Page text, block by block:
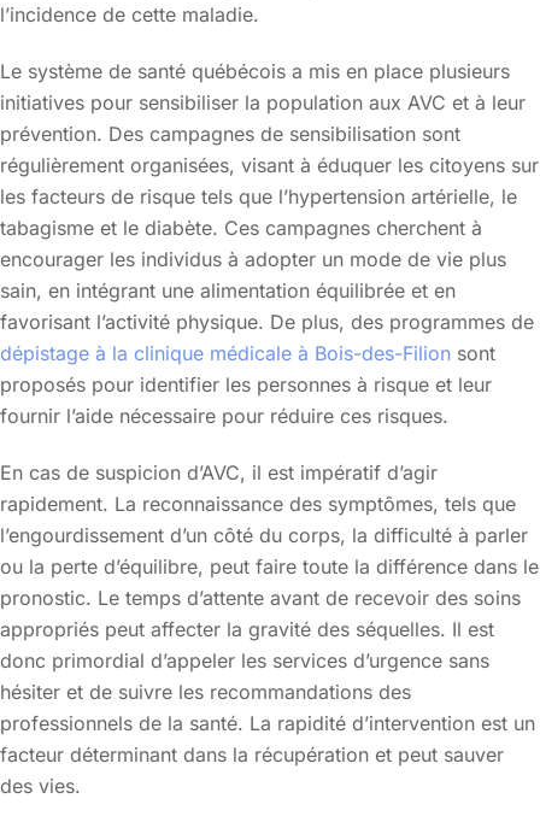
l’incidence de cette maladie.
Le système de santé québécois a mis en place plusieurs
initiatives pour sensibiliser la population aux AVC et à leur
prévention. Des campagnes de sensibilisation sont
régulièrement organisées, visant à éduquer les citoyens sur
les facteurs de risque tels que l’hypertension artérielle, le
tabagisme et le diabète. Ces campagnes cherchent à
encourager les individus à adopter un mode de vie plus
sain, en intégrant une alimentation équilibrée et en
favorisant l’activité physique. De plus, des programmes de
dépistage à la clinique médicale à Bois-des-Filion sont
proposés pour identifier les personnes à risque et leur
fournir l’aide nécessaire pour réduire ces risques.
En cas de suspicion d’AVC, il est impératif d’agir
rapidement. La reconnaissance des symptômes, tels que
l’engourdissement d’un côté du corps, la difficulté à parler
ou la perte d’équilibre, peut faire toute la différence dans le
pronostic. Le temps d’attente avant de recevoir des soins
appropriés peut affecter la gravité des séquelles. Il est
donc primordial d’appeler les services d’urgence sans
hésiter et de suivre les recommandations des
professionnels de la santé. La rapidité d’intervention est un
facteur déterminant dans la récupération et peut sauver
des vies.